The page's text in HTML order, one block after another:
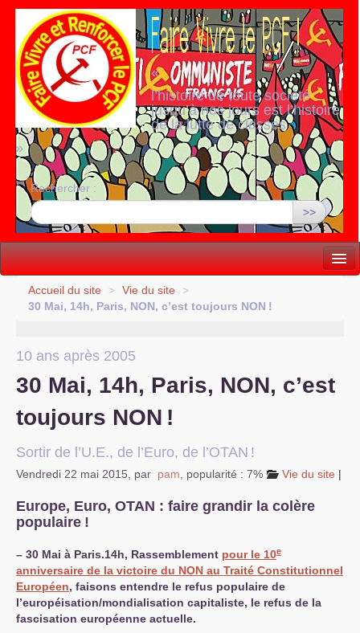
«
l’histoire de toute société
jusqu’à nos jours est l’histoire
de la lutte de classes
»
Rechercher :
>>
Vie politique
Internationale
S’organiser
Comprendre...
Vie du site
Accueil du site > Vie du site
>
30 Mai, 14h, Paris, NON, c’est toujours NON !
10 ans après 2005
30 Mai, 14h, Paris, NON, c’est
toujours NON !
Sortir de l’U.E., de l’Euro, de l’OTAN !
Vendredi 22 mai 2015 par pam popularité : 7% Vie du site |
Europe, Euro, OTAN : faire grandir la colère
populaire !
– 30 Mai à Paris.14h, Rassemblement pour le 10e
anniversaire de la victoire du NON au Traité Constitutionnel
Européen, faisons entendre le refus populaire de
l’européisation/mondialisation capitaliste, le refus de la
fascisation européenne actuelle.